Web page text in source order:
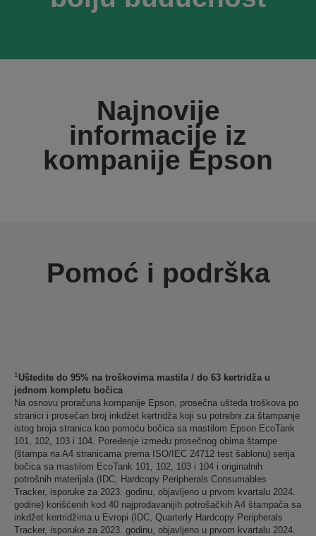
Najnovije
informacije iz
kompanije Epson
Pomoć i podrška
1 Uštedite do 95% na troškovima mastila / do 63 kertridža u
jednom kompletu bočica
Na osnovu proračuna kompanije Epson, prosečna ušteda troškova po
stranici i prosečan broj inkdžet kertridža koji su potrebni za štampanje
istog broja stranica kao pomoću bočica sa mastilom Epson EcoTank
101, 102, 103 i 104. Poređenje između prosečnog obima štampe
(štampa na A4 stranicama prema ISO/IEC 24712 test šablonu) serija
bočica sa mastilom EcoTank 101, 102, 103 i 104 i originalnih
potrošnih materijala (IDC, Hardcopy Peripherals Consumables
Tracker, isporuke za 2023. godinu, objavljeno u prvom kvartalu 2024.
godine) korišćenih kod 40 najprodavanijih potrošačkih A4 štampača sa
inkdžet kertridžima u Evropi (IDC, Quarterly Hardcopy Peripherals
Tracker, isporuke za 2023. godinu, objavljeno u prvom kvartalu 2024.